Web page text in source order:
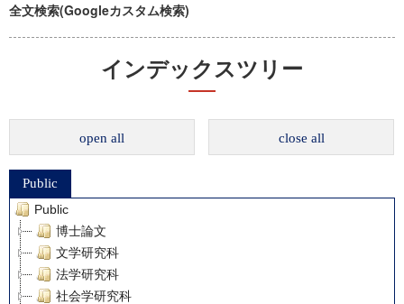
全文検索(Googleカスタム検索)
インデックスツリー
open all close all
Public
Public
博士論文
文学研究科
法学研究科
社会学研究科